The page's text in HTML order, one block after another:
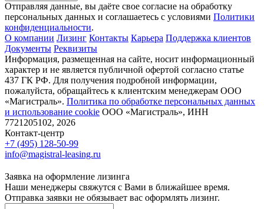
Отправляя данные, вы даёте свое согласие на обработку
персональных данных и соглашаетесь с условиями Политики
конфиденциальности.
О компании Лизинг Контакты Карьера Поддержка клиентов
Документы Реквизиты
Информация, размещенная на сайте, носит информационный
характер и не является публичной офертой согласно статье
437 ГК РФ. Для получения подробной информации,
пожалуйста, обращайтесь к клиентским менеджерам ООО
«Магистраль». Политика по обработке персональных данных
и использование сookie ООО «Магистраль», ИНН
7721205102, 2026
Контакт-центр
+7 (495) 128-50-99
info@magistral-leasing.ru
Заявка на оформление лизинга
Наши менеджеры свяжутся с Вами в ближайшее время.
Отправка заявки не обязывает вас оформлять лизинг.